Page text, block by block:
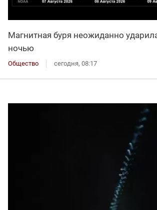
Магнитная буря неожиданно
ночью
Общество сегодня, 08:17